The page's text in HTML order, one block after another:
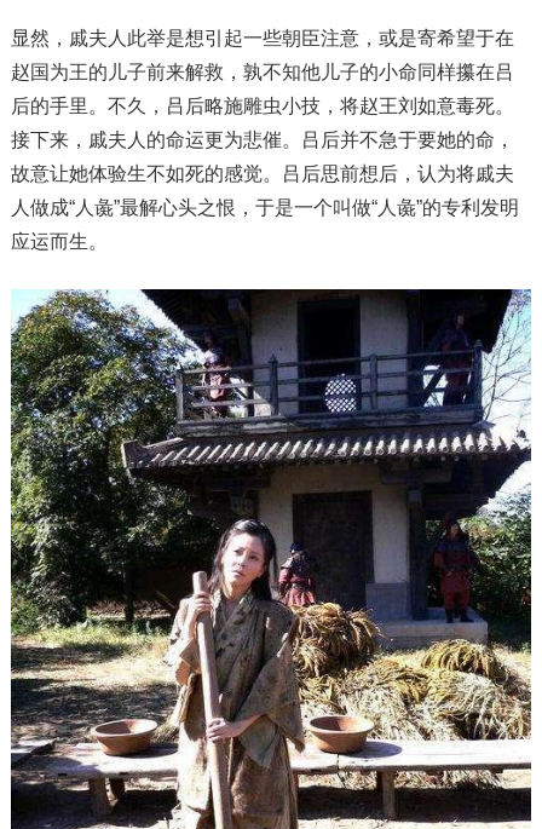
显然，戚夫人此举是想引起一些朝臣注意，或是寄希望于在
赵国为王的儿子前来解救，孰不知他儿子的小命同样攥在吕
后的手里。不久，吕后略施雕虫小技，将赵王刘如意毒死。
接下来，戚夫人的命运更为悲催。吕后并不急于要她的命，
故意让她体验生不如死的感觉。吕后思前想后，认为将戚夫
人做成“人彘”最解心头之恨，于是一个叫做“人彘”的专利发明
应运而生。